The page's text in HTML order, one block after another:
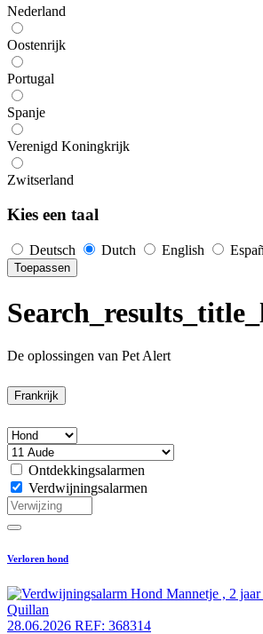
Nederland
Oostenrijk
Portugal
Spanje
Verenigd Koningkrijk
Zwitserland
Kies een taal
Deutsch Dutch English
Toepassen
De oplossingen van Pet Alert
Frankrijk
Ontdekkingsalarmen
Verdwijningsalarmen
Verloren hond
Quillan
28.06.2026 REF: 368314